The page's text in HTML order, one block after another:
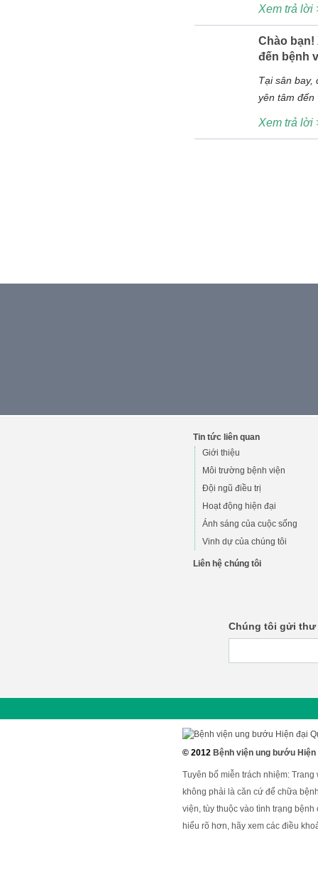
Xem trả lời
Chào bạn!
đến bệnh
Tại sân bay,
yên tâm đến
Xem trả lời
Tin tức liên quan
Giới thiệu
Môi trường bệnh viện
Đội ngũ điều trị
Hoạt động hiện đại
Ánh sáng của cuộc sống
Vinh dự của chúng tôi
Liên hệ chúng tôi
Chúng tôi gửi
© 2012 Bệnh viện ung bướu
Tuyên bố miễn trách nhiệm:
không phải là căn cứ để chữa
viện, tùy thuộc vào tình trạng
hiểu rõ hơn, hãy xem các điều